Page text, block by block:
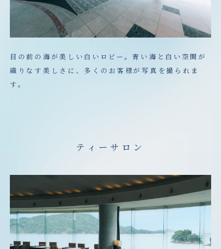
目の前の海が美しい白いロビー。青い海と白い空間が
織りなす美しさに、多くのお客様が写真を撮られま
す。
ティーサロン